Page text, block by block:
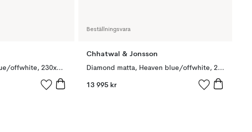
Ayur matta, heaven blue/offwhite, 230x320 cm
Beställningsvara
Chhatwal & Jonsson
Diamond matta, Heaven blue/offwhite, 230x336 cm
13 995 kr